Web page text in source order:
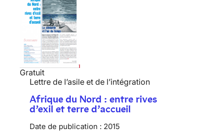
Gratuit
Lettre de l’asile et de l’intégration
Afrique du Nord : entre rives
d’exil et terre d’accueil
Date de publication : 2015